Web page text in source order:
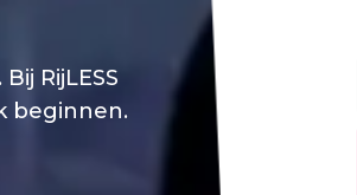
RijLESS
beginnen.